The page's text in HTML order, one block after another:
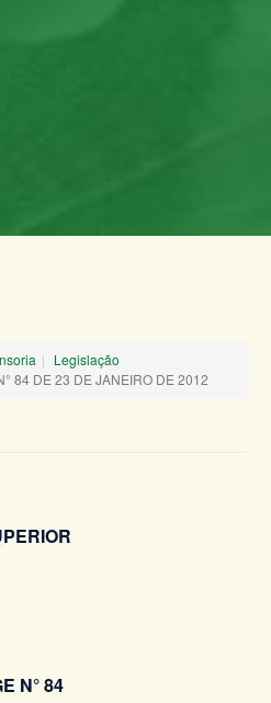
Legislação
84 DE 23 DE JANEIRO DE 2012
CS/DPGE N° 84